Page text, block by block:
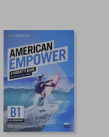
45%
dcto.